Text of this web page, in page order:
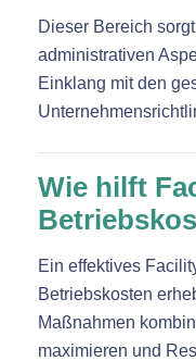
Dieser Bereich
administrativen
Einklang mit den
Wie hilft
Ein effektives
Betriebskosten
Maßnahmen
maximieren und